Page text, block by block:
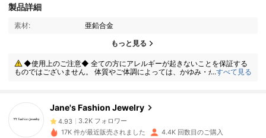
製品詳細
素材: 亜鉛合金
もっと見る
◆使用上のご注意◆ 全ての方にアレルギーが起きないことを保証する
ものではございません。 体質やご体調によっては、かゆみ・かぶれが生じ
...すべて見る
Jane's Fashion Jewelry
3.2K フォロワー
4.93 3.2K フォロワー
4.93 3.2K フォロワー
17K 件が最近販売されました 4.4K 回数目のご購入